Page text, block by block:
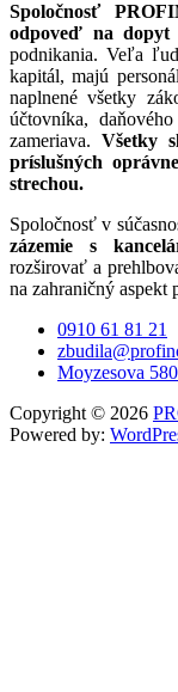
Spoločnosť
odpoveď na dopyt
podnikania. Veľa
kapitál, majú
naplnené všetky
účtovníka,
zameriava. Všetky
príslušných
strechou.
Spoločnosť v
zázemie s
rozširovať a
na zahraničný aspekt
0910 61 81 21
Moyzesova
Copyright © 2026
Powered by: